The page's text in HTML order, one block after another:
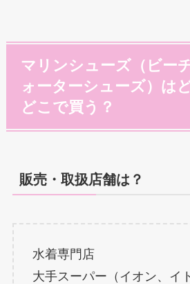
マリンシューズ（ビー
ォーターシューズ）は
どこで買う？
販売・取扱店舗は？
水着専門店
大手スーパー（イオン、イ